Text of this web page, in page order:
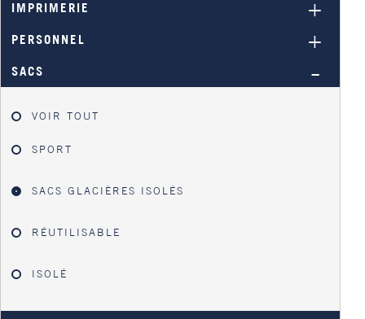
IMPRIMERIE
PERSONNEL
SACS
VOIR TOUT
SPORT
SACS GLACIÈRES ISOLÉS
RÉUTILISABLE
ISOLÉ